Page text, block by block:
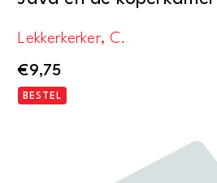
Lekkerkerker, C.
€9,75
BESTEL